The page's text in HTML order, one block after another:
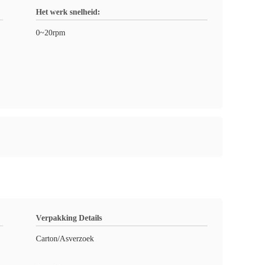
Het werk snelheid:
0~20rpm
Verpakking Details
Carton/Asverzoek